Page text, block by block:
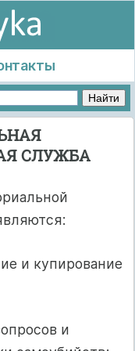
СЛУЖБА
и купирование
и